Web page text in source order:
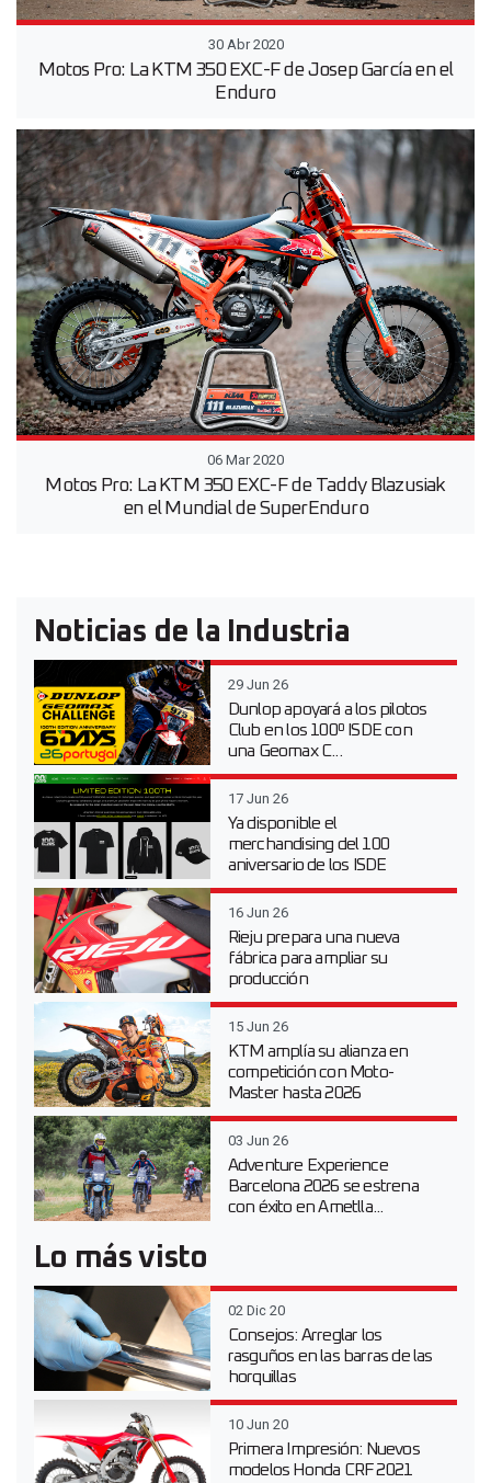
30 Abr 2020
Motos Pro: La KTM 350 EXC-F de Josep García en el
Enduro
06 Mar 2020
Motos Pro: La KTM 350 EXC-F de Taddy Blazusiak
en el Mundial de SuperEnduro
Noticias de la Industria
29 Jun 26
Dunlop apoyará a los pilotos
Club en los 100º ISDE con
una Geomax C...
17 Jun 26
Ya disponible el
merchandising del 100
aniversario de los ISDE
16 Jun 26
Rieju prepara una nueva
fábrica para ampliar su
producción
15 Jun 26
KTM amplía su alianza en
competición con Moto-
Master hasta 2026
03 Jun 26
Adventure Experience
Barcelona 2026 se estrena
con éxito en Ametlla...
Lo más visto
02 Dic 20
Consejos: Arreglar los
rasguños en las barras de las
horquillas
10 Jun 20
Primera Impresión: Nuevos
modelos Honda CRF 2021